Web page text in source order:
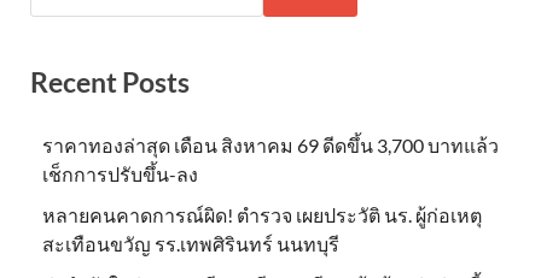
Recent Posts
ราคาทองล่าสุด เดือน สิงหาคม 69 ดีดขึ้น 3,700 บาทแล้ว
เช็กการปรับขึ้น-ลง
หลายคนคาดการณ์ผิด! ตำรวจ เผยประวัติ นร. ผู้ก่อเหตุ
สะเทือนขวัญ รร.เทพศิรินทร์ นนทบุรี